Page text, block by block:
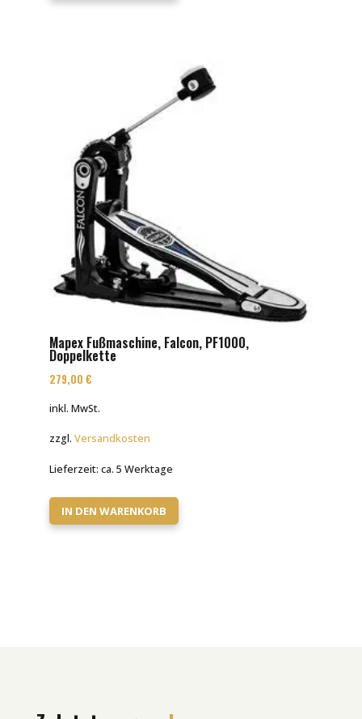
Mapex Fußmaschine, Falcon, PF1000,
Doppelkette
279,00 €
inkl. MwSt.
zzgl. Versandkosten
Lieferzeit: ca. 5 Werktage
IN DEN WARENKORB